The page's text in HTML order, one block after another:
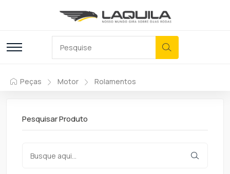
Peças Motor Rolamentos
Pesquisar Produto